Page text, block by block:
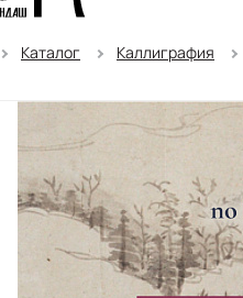
Каталог Каллиграфия